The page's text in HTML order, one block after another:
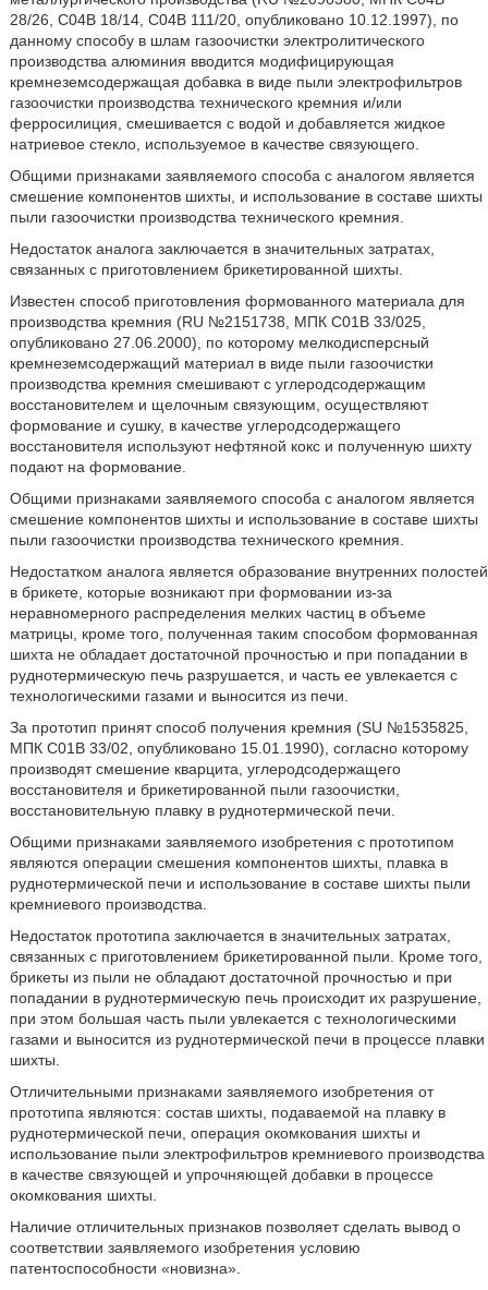
28/26, С04В 18/14, С04В 111/20, опубликовано 10.12.1997), по
данному способу в шлам газоочистки электролитического
производства алюминия вводится модифицирующая
кремнеземсодержащая добавка в виде пыли электрофильтров
газоочистки производства технического кремния и/или
ферросилиция, смешивается с водой и добавляется жидкое
натриевое стекло, используемое в качестве связующего.
Общими признаками заявляемого способа с аналогом является
смешение компонентов шихты, и использование в составе шихты
пыли газоочистки производства технического кремния.
Недостаток аналога заключается в значительных затратах,
связанных с приготовлением брикетированной шихты.
Известен способ приготовления формованного материала для
производства кремния (RU №2151738, МПК С01В 33/025,
опубликовано 27.06.2000), по которому мелкодисперсный
кремнеземсодержащий материал в виде пыли газоочистки
производства кремния смешивают с углеродсодержащим
восстановителем и щелочным связующим, осуществляют
формование и сушку, в качестве углеродсодержащего
восстановителя используют нефтяной кокс и полученную шихту
подают на формование.
Общими признаками заявляемого способа с аналогом является
смешение компонентов шихты и использование в составе шихты
пыли газоочистки производства технического кремния.
Недостатком аналога является образование внутренних полостей
в брикете, которые возникают при формовании из-за
неравномерного распределения мелких частиц в объеме
матрицы, кроме того, полученная таким способом формованная
шихта не обладает достаточной прочностью и при попадании в
руднотермическую печь разрушается, и часть ее увлекается с
технологическими газами и выносится из печи.
За прототип принят способ получения кремния (SU №1535825,
МПК С01В 33/02, опубликовано 15.01.1990), согласно которому
производят смешение кварцита, углеродсодержащего
восстановителя и брикетированной пыли газоочистки,
восстановительную плавку в руднотермической печи.
Общими признаками заявляемого изобретения с прототипом
являются операции смешения компонентов шихты, плавка в
руднотермической печи и использование в составе шихты пыли
кремниевого производства.
Недостаток прототипа заключается в значительных затратах,
связанных с приготовлением брикетированной пыли. Кроме того,
брикеты из пыли не обладают достаточной прочностью и при
попадании в руднотермическую печь происходит их разрушение,
при этом большая часть пыли увлекается с технологическими
газами и выносится из руднотермической печи в процессе плавки
шихты.
Отличительными признаками заявляемого изобретения от
прототипа являются: состав шихты, подаваемой на плавку в
руднотермической печи, операция окомкования шихты и
использование пыли электрофильтров кремниевого производства
в качестве связующей и упрочняющей добавки в процессе
окомкования шихты.
Наличие отличительных признаков позволяет сделать вывод о
соответствии заявляемого изобретения условию
патентоспособности «новизна».